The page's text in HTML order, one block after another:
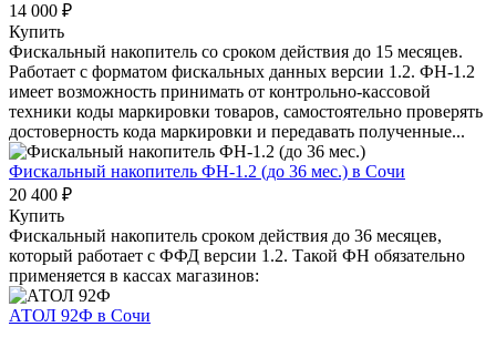
14 000 ₽
Купить
Фискальный накопитель cо сроком действия до 15 месяцев.
Работает с форматом фискальных данных версии 1.2. ФН-1.2
имеет возможность принимать от контрольно-кассовой
техники коды маркировки товаров, самостоятельно проверять
достоверность кода маркировки и передавать полученные...
Фискальный накопитель ФН-1.2 (до 36 мес.) в Сочи
20 400 ₽
Купить
Фискальный накопитель сроком действия до 36 месяцев,
который работает с ФФД версии 1.2. Такой ФН обязательно
применяется в кассах магазинов:
АТОЛ 92Ф в Сочи